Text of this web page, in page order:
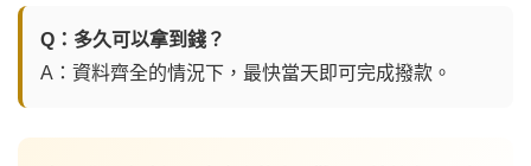
Q：多久可以拿到錢？
A：資料齊全的情況下，最快當天即可完成撥款。